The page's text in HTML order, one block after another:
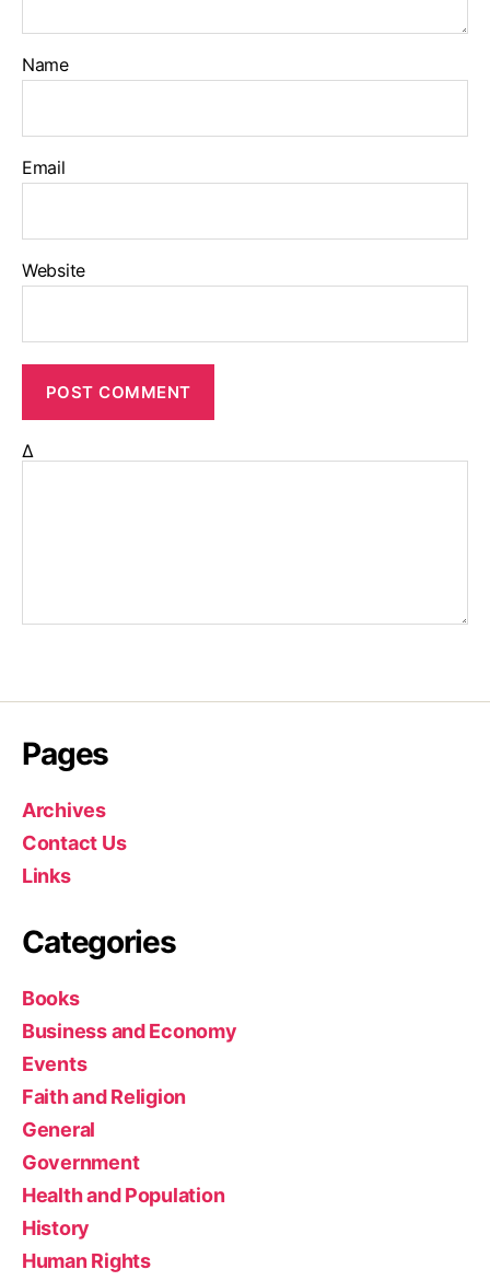
Name
Email
Website
Δ
Pages
Archives
Contact Us
Links
Categories
Books
Business and Economy
Events
Faith and Religion
General
Government
Health and Population
History
Human Rights